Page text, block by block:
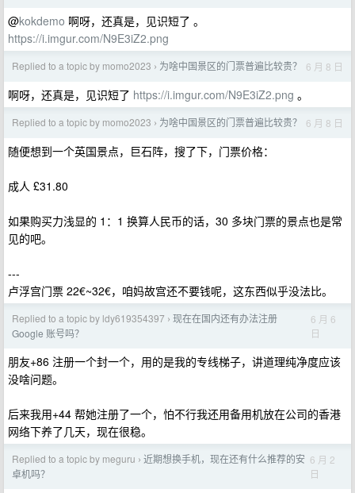
@kokdemo 啊呀，还真是，见识短了 。
https://i.imgur.com/N9E3iZ2.png
Replied to a topic by momo2023 › 为啥中国景区的门票普遍比较贵？ 6 月 8 日
啊呀，还真是，见识短了 https://i.imgur.com/N9E3iZ2.png 。
Replied to a topic by momo2023 › 为啥中国景区的门票普遍比较贵？ 6 月 8 日
随便想到一个英国景点，巨石阵，搜了下，门票价格：
成人 £31.80
如果购买力浅显的 1：1 换算人民币的话，30 多块门票的景点也是常
见的吧。
---
卢浮宫门票 22€~32€，咱妈故宫还不要钱呢，这东西似乎没法比。
Replied to a topic by ldy619354397 › 现在在国内还有办法注册
Google 账号吗？
6 月 6
日
朋友+86 注册一个封一个，用的是我的专线梯子，讲道理纯净度应该
没啥问题。
后来我用+44 帮她注册了一个，怕不行我还用备用机放在公司的香港
网络下养了几天，现在很稳。
Replied to a topic by meguru › 近期想换手机，现在还有什么推荐的安
卓机吗？
6 月 2
日